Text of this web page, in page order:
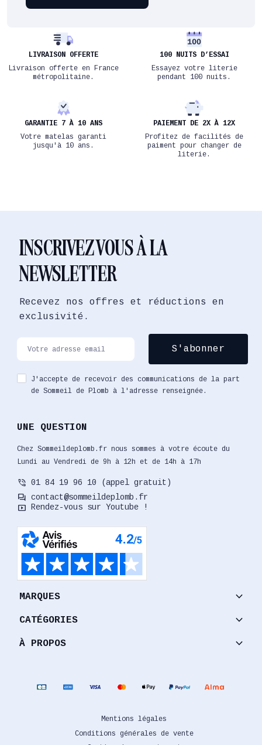
LIVRAISON OFFERTE
Livraison offerte en France
métropolitaine.
100 NUITS D’ESSAI
Essayez votre literie
pendant 100 nuits.
GARANTIE 7 À 10 ANS
Votre matelas garanti
jusqu'à 10 ans.
PAIEMENT DE 2X À 12X
Profitez de facilités de
paiment pour changer de
literie.
INSCRIVEZ VOUS À LA
NEWSLETTER
Recevez nos offres et réductions en
exclusivité.
J'accepte de recevoir des communications de la part
de Sommeil de Plomb à l'adresse renseignée.
UNE QUESTION
Chez Sommeildeplomb.fr nous sommes à votre écoute du
Lundi au Vendredi de 9h à 12h et de 14h à 17h
phone_in_talk 01 84 19 96 10 (appel gratuit)
forum contact@sommeildeplomb.fr
smart_display Rendez-vous sur Youtube !
MARQUES keyboard_arrow_down
CATÉGORIES keyboard_arrow_down
À PROPOS keyboard_arrow_down
Mentions légales
Conditions générales de vente